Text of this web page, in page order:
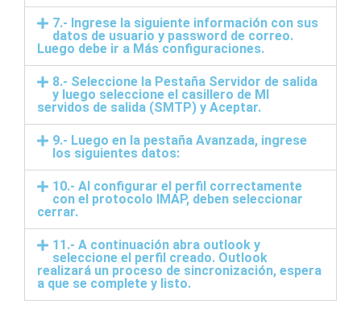
7.- Ingrese la siguiente información con sus
datos de usuario y password de correo.
Luego debe ir a Más configuraciones.
8.- Seleccione la Pestaña Servidor de salida
y luego seleccione el casillero de MI
servidos de salida (SMTP) y Aceptar.
9.- Luego en la pestaña Avanzada, ingrese
los siguientes datos:
10.- Al configurar el perfil correctamente
con el protocolo IMAP, deben seleccionar
cerrar.
11.- A continuación abra outlook y
seleccione el perfil creado. Outlook
realizará un proceso de sincronización, espera
a que se complete y listo.